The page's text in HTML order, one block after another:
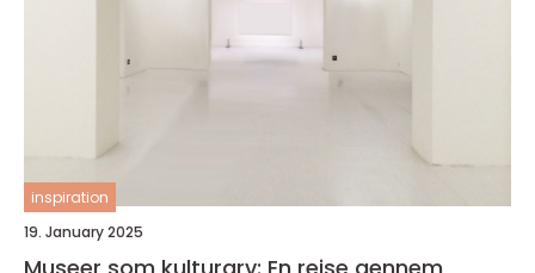
inspiration
19. January 2025